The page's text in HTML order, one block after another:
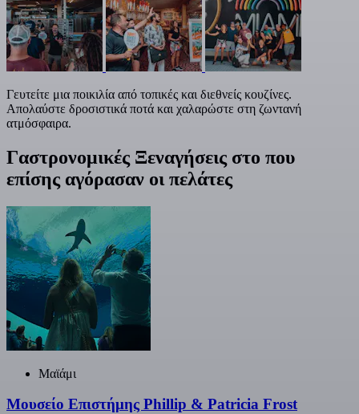
Γευτείτε μια ποικιλία από τοπικές και διεθνείς κουζίνες.
Απολαύστε δροσιστικά ποτά και χαλαρώστε στη ζωντανή
ατμόσφαιρα.
Γαστρονομικές Ξεναγήσεις στο που
επίσης αγόρασαν οι πελάτες
Μαϊάμι
Μουσείο Επιστήμης Phillip & Patricia Frost